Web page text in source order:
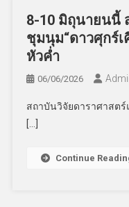
8-10 มิถุนายนนี้
ชุมนุม“ดาวศุกร์
หัวค่ำ
06/06/2026
สถาบันวิจัยดาราศาสต
[…]
Continue